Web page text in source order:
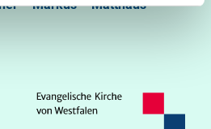
–Markus–Matthäus–